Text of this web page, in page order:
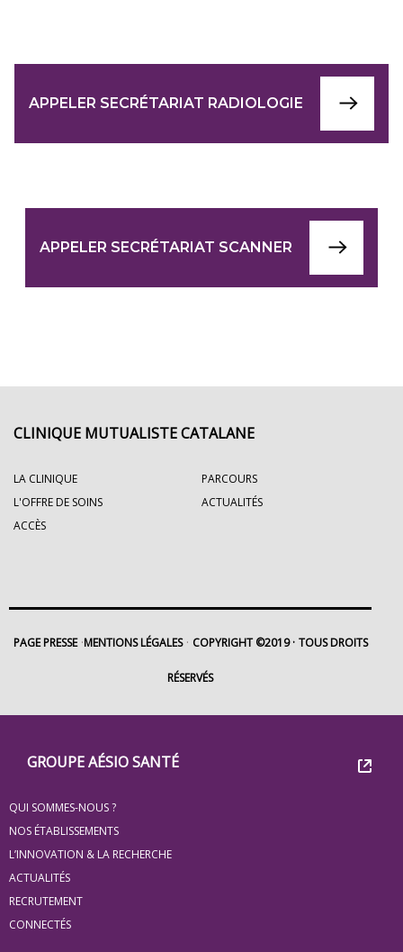
APPELER SECRÉTARIAT RADIOLOGIE
APPELER SECRÉTARIAT SCANNER
Groupe
Eovi
pour
les
minis
site
GROUPE AÉSIO SANTÉ
QUI SOMMES-NOUS ?
NOS ÉTABLISSEMENTS
L’INNOVATION & LA RECHERCHE
ACTUALITÉS
RECRUTEMENT
CONNECTÉS
CLINIQUE MUTUALISTE CATALANE
LA CLINIQUE
PARCOURS
L'OFFRE DE SOINS
ACTUALITÉS
ACCÈS
PAGE PRESSE MENTIONS LÉGALES COPYRIGHT ©2019 TOUS DROITS
RÉSERVÉS